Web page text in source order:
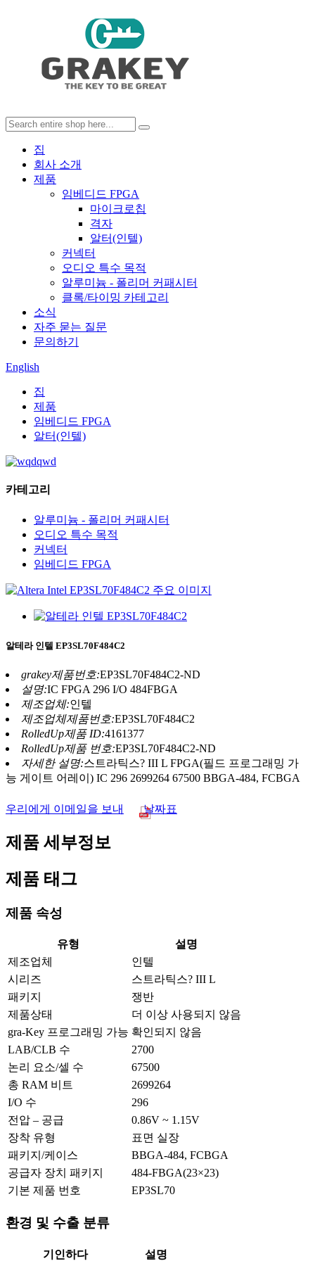
집
회사 소개
제품
임베디드 FPGA
마이크로칩
격자
알터(인텔)
커넥터
오디오 특수 목적
알루미늄 - 폴리머 커패시터
클록/타이밍 카테고리
소식
자주 묻는 질문
문의하기
English
집
제품
임베디드 FPGA
알터(인텔)
카테고리
알루미늄 - 폴리머 커패시터
오디오 특수 목적
커넥터
임베디드 FPGA
알테라 인텔 EP3SL70F484C2
grakey제품번호:EP3SL70F484C2-ND
설명:IC FPGA 296 I/O 484FBGA
제조업체:인텔
제조업체제품번호:EP3SL70F484C2
RolledUp제품 ID:4161377
RolledUp제품 번호:EP3SL70F484C2-ND
자세한 설명:스트라틱스? III L FPGA(필드 프로그래밍 가
능 게이트 어레이) IC 296 2699264 67500 BBGA-484, FCBGA
우리에게 이메일을 보내 날짜표
제품 세부정보
제품 태그
제품 속성
유형
설명
제조업체
인텔
시리즈
스트라틱스? III L
패키지
쟁반
제품상태
더 이상 사용되지 않음
gra-Key 프로그래밍 가능 확인되지 않음
LAB/CLB 수
2700
논리 요소/셀 수
67500
총 RAM 비트
2699264
I/O 수
296
전압 – 공급
0.86V ~ 1.15V
장착 유형
표면 실장
패키지/케이스
BBGA-484, FCBGA
공급자 장치 패키지
484-FBGA(23×23)
기본 제품 번호
EP3SL70
환경 및 수출 분류
기인하다 설명